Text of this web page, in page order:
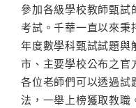
參加各級學校教師甄試
考試。千華一直以來秉
年度數學科甄試試題與
市、主要學校公布之官
各位老師們可以透過試
法，一舉上榜獲取教職